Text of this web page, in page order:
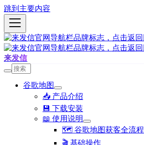
跳到主要内容
来发信
谷歌地图
📥 产品介绍
💾 下载安装
📖 使用说明
🗺️ 谷歌地图获客全流程
🎬 基础操作